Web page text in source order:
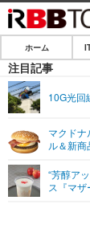
ホーム
IT・デジタル
ショ
エンタメ
エン
ライフ
ホーム
注目記事
10G光回
マクド
ル＆新
“芳醇ア
ス『マ